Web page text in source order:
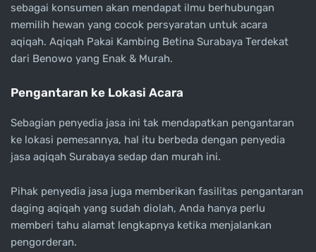
sebagai konsumen akan mendapat ilmu berhubungan
memilih hewan yang cocok persyaratan untuk acara
aqiqah. Aqiqah Pakai Kambing Betina Surabaya Terdekat
dari Benowo yang Enak & Murah.
Pengantaran ke Lokasi Acara
Sebagian penyedia jasa ini tak mendapatkan pengantaran
ke lokasi pemesannya, hal itu berbeda dengan penyedia
jasa aqiqah Surabaya sedap dan murah ini.
Pihak penyedia jasa juga memberikan fasilitas pengantaran
daging aqiqah yang sudah diolah, Anda hanya perlu
memberi tahu alamat lengkapnya ketika menjalankan
pengorderan.